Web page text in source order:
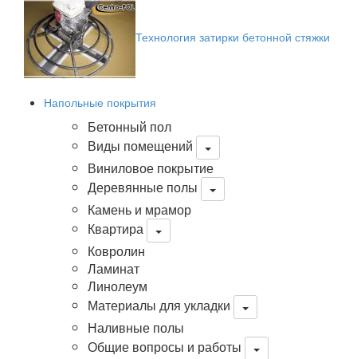
Технология затирки бетонной стяжки
Напольные покрытия
Бетонный пол
Виды помещений
Виниловое покрытие
Деревянные полы
Камень и мрамор
Квартира
Ковролин
Ламинат
Линолеум
Материалы для укладки
Наливные полы
Общие вопросы и работы